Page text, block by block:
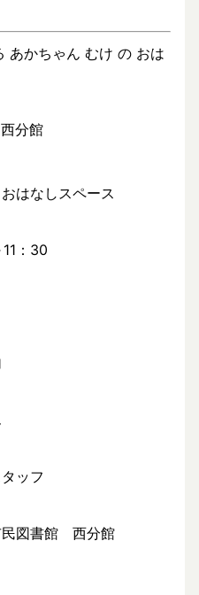
あかちゃん むけ の おは
分館
はなしスペース
：30
ッフ
民図書館 西分館